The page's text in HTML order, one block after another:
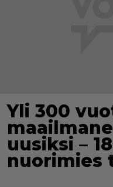
Yli 300
uusiksi –
nuorimies